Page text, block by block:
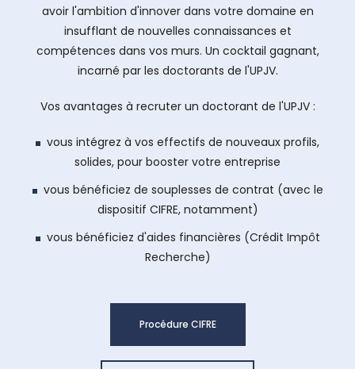
avoir l'ambition d'innover dans votre domaine en
insufflant de nouvelles connaissances et
compétences dans vos murs. Un cocktail gagnant,
incarné par les doctorants de l'UPJV.
Vos avantages à recruter un doctorant de l'UPJV :
vous intégrez à vos effectifs de nouveaux profils,
solides, pour booster votre entreprise
vous bénéficiez de souplesses de contrat (avec le
dispositif CIFRE, notamment)
vous bénéficiez d'aides financières (Crédit Impôt
Recherche)
Procédure CIFRE